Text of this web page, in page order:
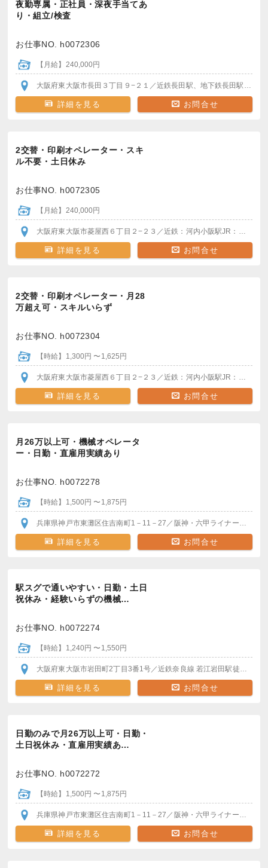
夜勤専属・正社員・深夜手当てあ
り・組立/検査
お仕事NO. h0072306
【月給】240,000円
大阪府東大阪市長田３丁目９−２１ ／近鉄長田駅、地下鉄長田駅 ＊駅か
詳細を見る お問合せ
2交替・印刷オペレーター・スキ
ル不要・土日休み
お仕事NO. h0072305
【月給】240,000円
大阪府東大阪市菱屋西６丁目２−２３ ／近鉄：河内小阪駅JR：河内永和駅
詳細を見る お問合せ
2交替・印刷オペレーター・月28
万超え可・スキルいらず
お仕事NO. h0072304
【時給】1,300円 〜1,625円
大阪府東大阪市菱屋西６丁目２−２３ ／近鉄：河内小阪駅JR：河内永和駅
詳細を見る お問合せ
月26万以上可・機械オペレータ
ー・日勤・直雇用実績あり
お仕事NO. h0072278
【時給】1,500円 〜1,875円
兵庫県神戸市東灘区住吉南町1－11－27 ／阪神・六甲ライナー 魚崎駅
詳細を見る お問合せ
駅スグで通いやすい・日勤・土日
祝休み・経験いらずの機械…
お仕事NO. h0072274
【時給】1,240円 〜1,550円
大阪府東大阪市岩田町2丁目3番1号／近鉄奈良線 若江岩田駅徒歩3分！
詳細を見る お問合せ
日勤のみで月26万以上可・日勤・
土日祝休み・直雇用実績あ…
お仕事NO. h0072272
【時給】1,500円 〜1,875円
兵庫県神戸市東灘区住吉南町1－11－27 ／阪神・六甲ライナー 魚崎駅
詳細を見る お問合せ